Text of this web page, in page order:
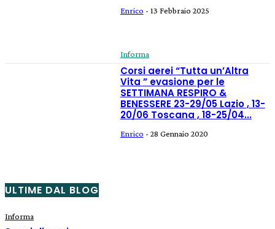
Enrico - 13 Febbraio 2025
Informa
Corsi aerei “Tutta un’Altra
Vita ” evasione per le
SETTIMANA RESPIRO &
BENESSERE 23-29/05 Lazio , 13-
20/06 Toscana , 18-25/04...
Enrico - 28 Gennaio 2020
ULTIME DAL BLOG
Informa